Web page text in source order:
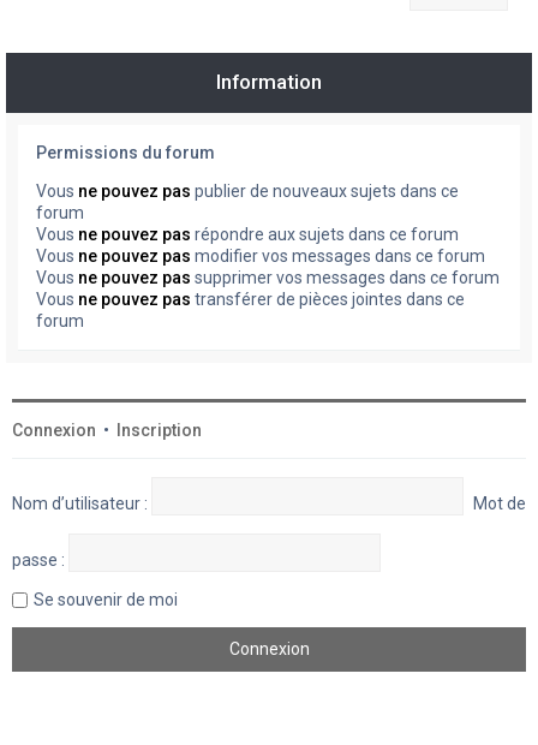
Information
Permissions du forum
Vous ne pouvez pas publier de nouveaux sujets dans ce
forum
Vous ne pouvez pas répondre aux sujets dans ce forum
Vous ne pouvez pas modifier vos messages dans ce forum
Vous ne pouvez pas supprimer vos messages dans ce forum
Vous ne pouvez pas transférer de pièces jointes dans ce
forum
Connexion • Inscription
Nom d’utilisateur : Mot de
passe :
Se souvenir de moi